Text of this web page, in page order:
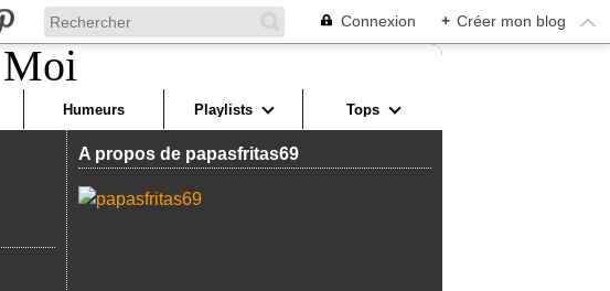
Connexion + Créer mon blog
Humeurs Playlists Tops
A propos de papasfritas69